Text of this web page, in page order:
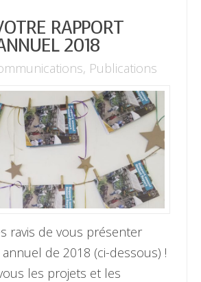
RAPPORT
2018
, Publications
ravis de vous présenter
de 2018 (ci-dessous) !
les projets et les